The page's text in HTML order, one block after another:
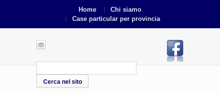
Home
Chi siamo
Case particular per provincia